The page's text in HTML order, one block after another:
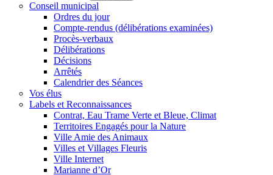
Conseil municipal
Ordres du jour
Compte-rendus (délibérations examinées)
Procès-verbaux
Délibérations
Décisions
Arrêtés
Calendrier des Séances
Vos élus
Labels et Reconnaissances
Contrat, Eau Trame Verte et Bleue, Climat
Territoires Engagés pour la Nature
Ville Amie des Animaux
Villes et Villages Fleuris
Ville Internet
Marianne d’Or